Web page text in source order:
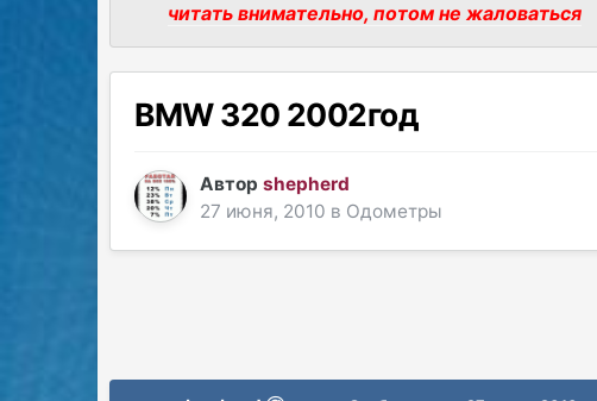
читать внимательно, потом не жаловаться
BMW 320 2002год
Авторshepherd
27 июня, 2010 в Одометры